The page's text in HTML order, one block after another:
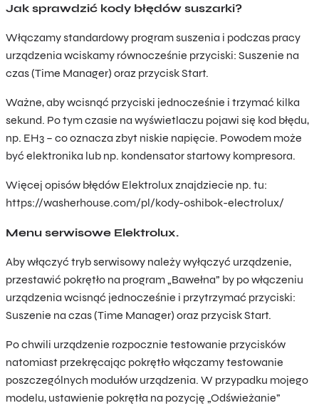
Jak sprawdzić kody błędów suszarki?
Włączamy standardowy program suszenia i podczas pracy
urządzenia wciskamy równocześnie przyciski: Suszenie na
czas (Time Manager) oraz przycisk Start.
Ważne, aby wcisnąć przyciski jednocześnie i trzymać kilka
sekund. Po tym czasie na wyświetlaczu pojawi się kod błędu,
np. EH3 – co oznacza zbyt niskie napięcie. Powodem może
być elektronika lub np. kondensator startowy kompresora.
Więcej opisów błędów Elektrolux znajdziecie np. tu:
https://washerhouse.com/pl/kody-oshibok-electrolux/
Menu serwisowe Elektrolux.
Aby włączyć tryb serwisowy należy wyłączyć urządzenie,
przestawić pokrętło na program „Bawełna” by po włączeniu
urządzenia wcisnąć jednocześnie i przytrzymać przyciski:
Suszenie na czas (Time Manager) oraz przycisk Start.
Po chwili urządzenie rozpocznie testowanie przycisków
natomiast przekręcając pokrętło włączamy testowanie
poszczególnych modułów urządzenia. W przypadku mojego
modelu, ustawienie pokrętła na pozycję „Odświeżanie”